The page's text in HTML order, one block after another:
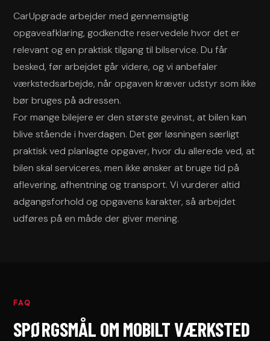
CarUpgrade arbejder med gennemsigtig
opgaveafklaring, godkendte reservedele hvor det er
relevant og en praktisk tilgang til bilservice. Du får
besked, før arbejdet går videre, og vi anbefaler
værkstedsarbejde, når opgaven kræver udstyr som ikke
bør bruges på adressen.
For mange bilejere er den største gevinst, at bilen kan
blive stående i hverdagen. Det gør løsningen særligt
praktisk ved planlagte opgaver, hvor du allerede ved, at
bilen skal serviceres, men ikke ønsker at bruge tid på
aflevering, afhentning og transport. Vi vurderer altid
adgangsforhold og opgavens karakter, så arbejdet
udføres på en måde der giver mening.
FAQ
SPØRGSMÅL OM MOBILT VÆRKSTED